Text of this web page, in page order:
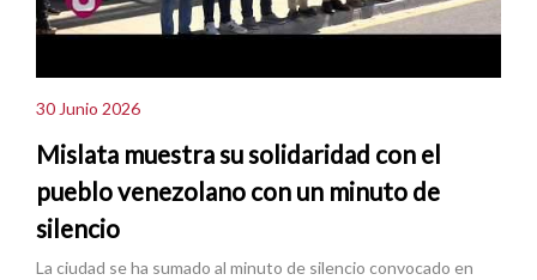
30 Junio 2026
Mislata muestra su solidaridad con el
pueblo venezolano con un minuto de
silencio
La ciudad se ha sumado al minuto de silencio convocado en